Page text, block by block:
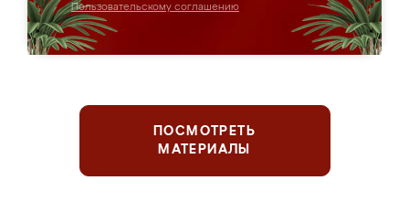
Пользовательскому соглашению
ПОСМОТРЕТЬ
МАТЕРИАЛЫ